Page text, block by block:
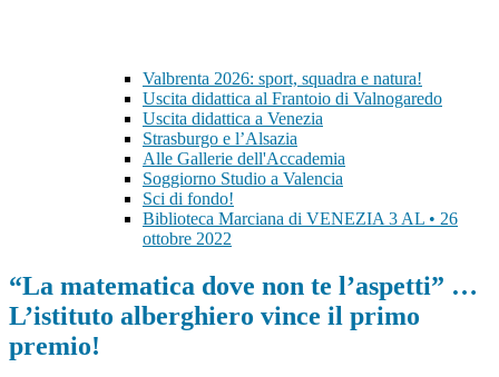
Valbrenta 2026: sport, squadra e natura!
Uscita didattica al Frantoio di Valnogaredo
Uscita didattica a Venezia
Strasburgo e l’Alsazia
Alle Gallerie dell'Accademia
Soggiorno Studio a Valencia
Sci di fondo!
Biblioteca Marciana di VENEZIA 3 AL • 26
ottobre 2022
“La matematica dove non te l’aspetti” …
L’istituto alberghiero vince il primo
premio!